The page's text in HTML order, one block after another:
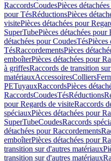
RaccordsCoudesPièces
pour TésRéductionsPièces
visitePièces détachées pour
SuperTubePièces détachées pour
détachées pour CoudesTésPièces
TésRaccordementsPièces
emboîterPièces détachées pour
à griffesRaccords de transition
matériauxAccessoiresColliers
PETuyauxRaccordsPièces
RaccordsCoudesTésRéductions
pour Regards de visiteRaccords
spéciauxPièces détachées pour
SuperTubeCoudesRaccords
détachées pour Raccordements
emboîterPièces détachées pour
transition sur d'autres matériaux
transition sur d'autres matériaux